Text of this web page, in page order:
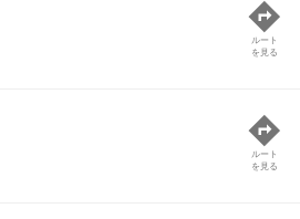
ルート
を見る
ルート
を見る